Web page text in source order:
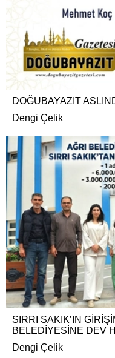
DOĞUBAYAZIT
Dengi Çelik
SIRRI SAKIK’IN
BELEDİYESİNE DEV
Dengi Çelik